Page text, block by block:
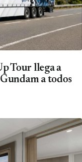
Tour llega a
a todos